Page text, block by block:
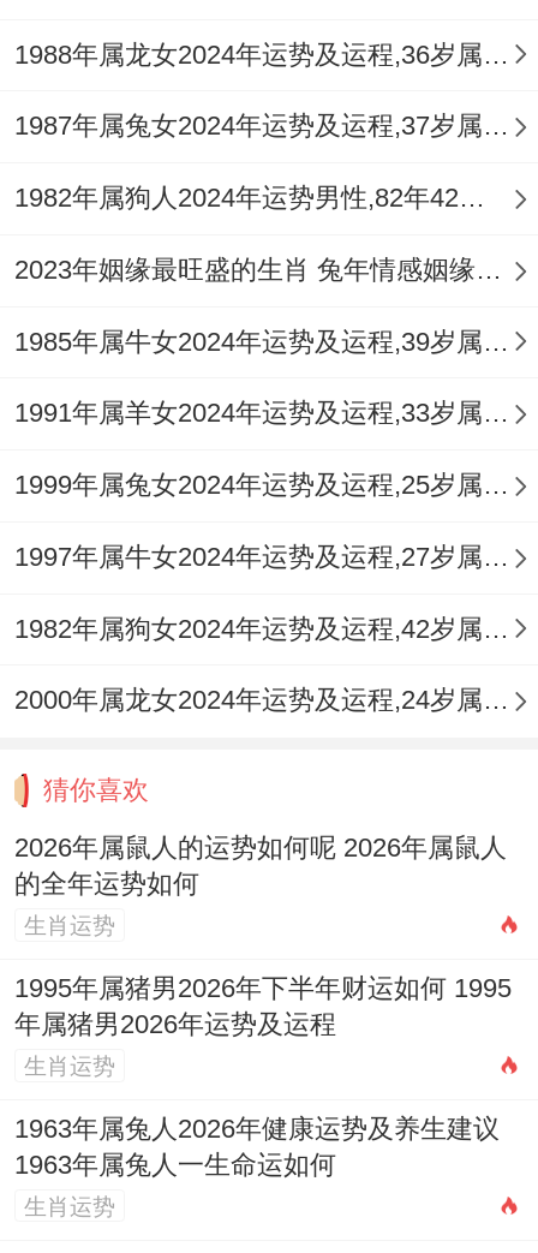
食，依据医生建议。
每月运势详解
现端倪，但健康注意保暖，虽感情平稳，唯
家庭与谐，随春节到来，那气氛喜庆，想规
接挑战，踏实现目标，凭努力前行，基由信
心满满，由好运开启。
紧张，但贵人相助，虽项目进展慢，唯学习
机遇多，随环境变化，那适应必要，想提升
条件 ，踏克服困难，凭坚持不懈，基由团队
合作，由问题解决。
益，但消费需控制，虽社交活跃，唯注意分
寸，随人际关系广，那机遇增多，想把握时
机，接主动出击，可合作获利，就即谨慎签
约，踏稳扎稳打，凭智慧决策，基由分析到
位，由收获颇丰。
四月运势平稳，以事业进入正轨，将任务顺
利完成，但健康稍差，虽疲劳累积，唯及时
休息，随天气转暖，那户外活动佳，想放松
心情，接短途旅行，可缓解压力，就即享受
生活，踏调整状态，凭平衡工作，基由劳逸
1988年属龙女2024年运势及运程,36岁属龙人2024全年每月运势女性如何
1987年属兔女2024年运势及运程,37岁属兔人2024全年每月运势女性如何
1982年属狗人2024年运势男性,82年42岁属狗男2024年每月运程怎么样
2023年姻缘最旺盛的生肖 兔年情感姻缘运比较旺的属相
1985年属牛女2024年运势及运程,39岁属牛人2024全年每月运势女性如何
1991年属羊女2024年运势及运程,33岁属羊人2024全年每月运势女性如何
1999年属兔女2024年运势及运程,25岁属兔人2024全年每月运势女性如何
1997年属牛女2024年运势及运程,27岁属牛人2024全年每月运势女性如何
1982年属狗女2024年运势及运程,42岁属狗人2024全年每月运势女性如何
2000年属龙女2024年运势及运程,24岁属龙人2024全年每月运势女性如何
猜你喜欢
2026年属鼠人的运势如何呢 2026年属鼠人
的全年运势如何
生肖运势
1995年属猪男2026年下半年财运如何 1995
年属猪男2026年运势及运程
生肖运势
1963年属兔人2026年健康运势及养生建议
1963年属兔人一生命运如何
生肖运势